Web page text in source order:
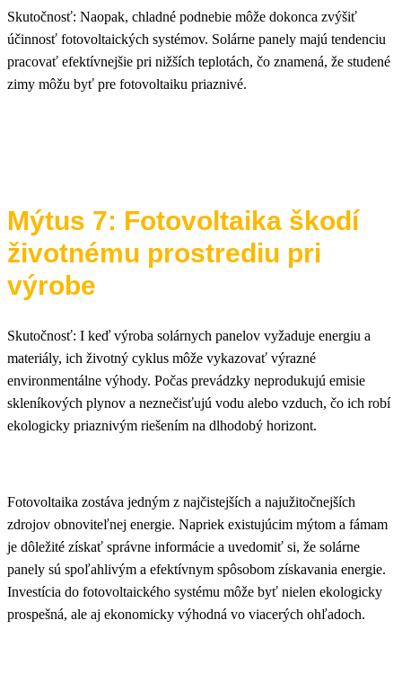
Skutočnosť: Naopak, chladné podnebie môže dokonca zvýšiť
účinnosť fotovoltaických systémov. Solárne panely majú tendenciu
pracovať efektívnejšie pri nižších teplotách, čo znamená, že studené
zimy môžu byť pre fotovoltaiku priaznivé.
Mýtus 7: Fotovoltaika škodí
životnému prostrediu pri
výrobe
Skutočnosť: I keď výroba solárnych panelov vyžaduje energiu a
materiály, ich životný cyklus môže vykazovať výrazné
environmentálne výhody. Počas prevádzky neprodukujú emisie
skleníkových plynov a neznečisťujú vodu alebo vzduch, čo ich robí
ekologicky priaznivým riešením na dlhodobý horizont.
Fotovoltaika zostáva jedným z najčistejších a najužitočnejších
zdrojov obnoviteľnej energie. Napriek existujúcim mýtom a fámam
je dôležité získať správne informácie a uvedomiť si, že solárne
panely sú spoľahlivým a efektívnym spôsobom získavania energie.
Investícia do fotovoltaického systému môže byť nielen ekologicky
prospešná, ale aj ekonomicky výhodná vo viacerých ohľadoch.